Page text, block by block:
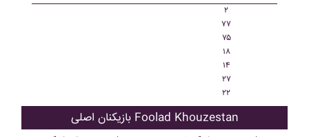
۲
۷۷
۷۵
۱۸
۱۴
۲۷
۲۲
بازیکنان اصلی Foolad Khouzestan